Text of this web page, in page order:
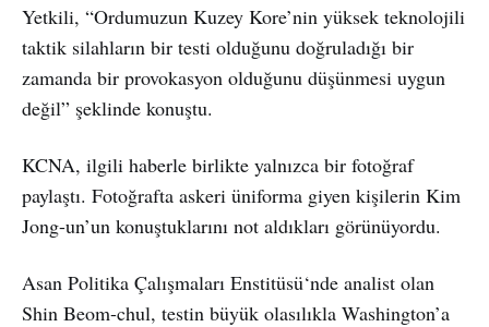
Yetkili, “Ordumuzun Kuzey Kore’nin yüksek teknolojili
taktik silahların bir testi olduğunu doğruladığı bir
zamanda bir provokasyon olduğunu düşünmesi uygun
değil” şeklinde konuştu.
KCNA, ilgili haberle birlikte yalnızca bir fotoğraf
paylaştı. Fotoğrafta askeri üniforma giyen kişilerin Kim
Jong-un’un konuştuklarını not aldıkları görünüyordu.
Asan Politika Çalışmaları Enstitüsü‘nde analist olan
Shin Beom-chul, testin büyük olasılıkla Washington’a